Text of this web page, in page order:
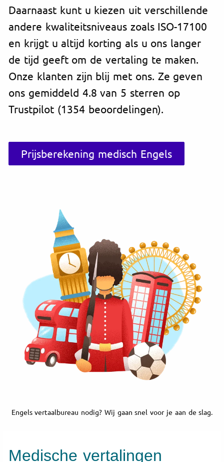
Daarnaast kunt u kiezen uit verschillende
andere kwaliteitsniveaus zoals ISO-17100
en krijgt u altijd korting als u ons langer
de tijd geeft om de vertaling te maken.
Onze klanten zijn blij met ons. Ze geven
ons gemiddeld 4.8 van 5 sterren op
Trustpilot (1354 beoordelingen).
Prijsberekening medisch Engels
Engels vertaalbureau nodig? Wij gaan snel voor je aan de slag.
Medische vertalingen